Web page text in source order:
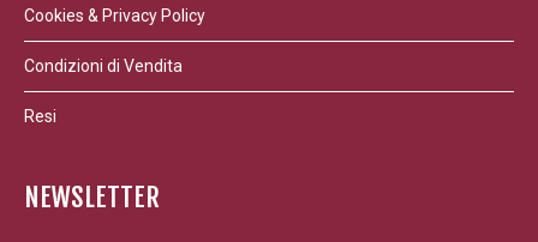
Cookies & Privacy Policy
Condizioni di Vendita
Resi
NEWSLETTER